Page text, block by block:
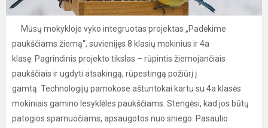
Mūsų mokykloje vyko integruotas projektas „Padėkime
paukščiams žiemą“, suvienijęs 8 klasių mokinius ir 4a
klasę. Pagrindinis projekto tikslas – rūpintis žiemojančiais
paukščiais ir ugdyti atsakingą, rūpestingą požiūrį į
gamtą. Technologijų pamokose aštuntokai kartu su 4a klasės
mokiniais gamino lesyklėles paukščiams. Stengėsi, kad jos būtų
patogios sparnuočiams, apsaugotos nuo sniego. Pasaulio